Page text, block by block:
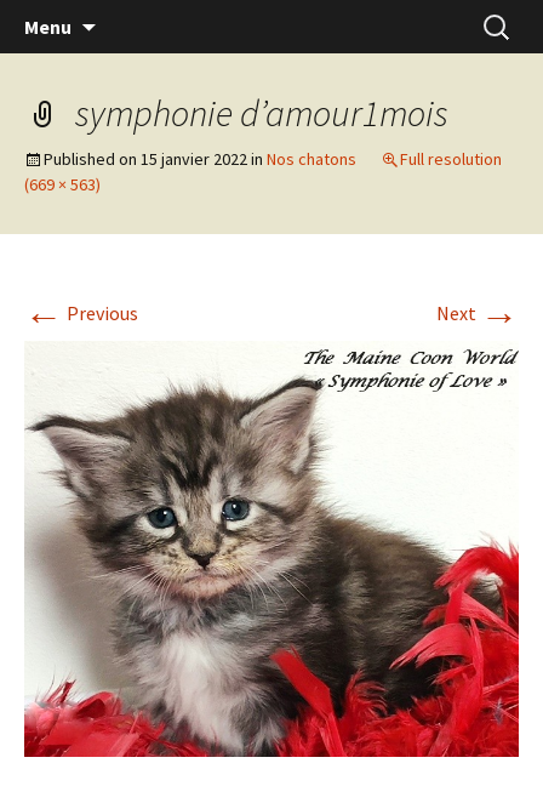
Menu
symphonie d’amour1mois
Published on 15 janvier 2022in Nos chatons
Full resolution
(669 × 563)
← Previous Next →